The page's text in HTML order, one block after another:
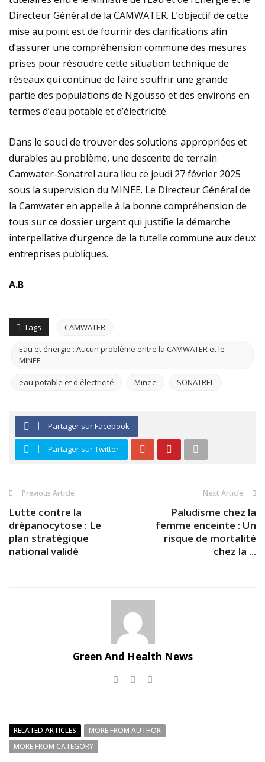
Directeur Général de la CAMWATER. L’objectif de cette
mise au point est de fournir des clarifications afin
d’assurer une compréhension commune des mesures
prises pour résoudre cette situation technique de
réseaux qui continue de faire souffrir une grande
partie des populations de Ngousso et des environs en
termes d’eau potable et d’électricité.
Dans le souci de trouver des solutions appropriées et
durables au problème, une descente de terrain
Camwater-Sonatrel aura lieu ce jeudi 27 février 2025
sous la supervision du MINEE. Le Directeur Général de
la Camwater en appelle à la bonne compréhension de
tous sur ce dossier urgent qui justifie la démarche
interpellative d’urgence de la tutelle commune aux deux
entreprises publiques.
A.B
Tags CAMWATER
Eau et énergie : Aucun problème entre la CAMWATER et le
MINEE
eau potable et d'électricité Minee SONATREL
Partager sur Facebook
Partager sur Twitter
Previous Article
Lutte contre la
drépanocytose : Le
plan stratégique
national validé
Next Article
Paludisme chez la
femme enceinte : Un
risque de mortalité
chez la ...
Green And Health News
RELATED ARTICLES
MORE FROM AUTHOR
MORE FROM CATEGORY